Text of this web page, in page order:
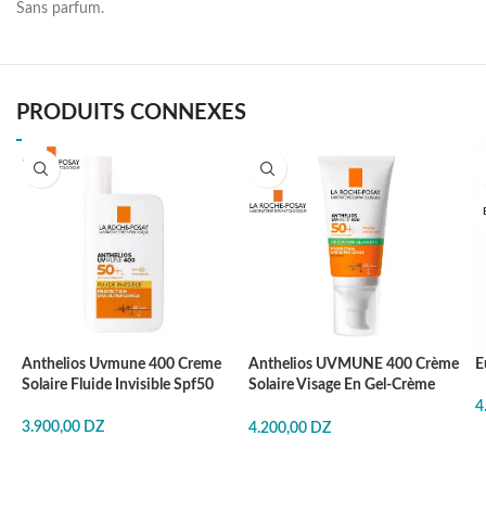
Sans parfum.
PRODUITS CONNEXES
Anthelios Uvmune 400 Creme
Solaire Fluide Invisible Spf50
3.900,00 DZ
EN RUPTURE
Anthelios UVMUNE 400 Crème
Solaire Visage En Gel-Crème
4.200,00 DZ